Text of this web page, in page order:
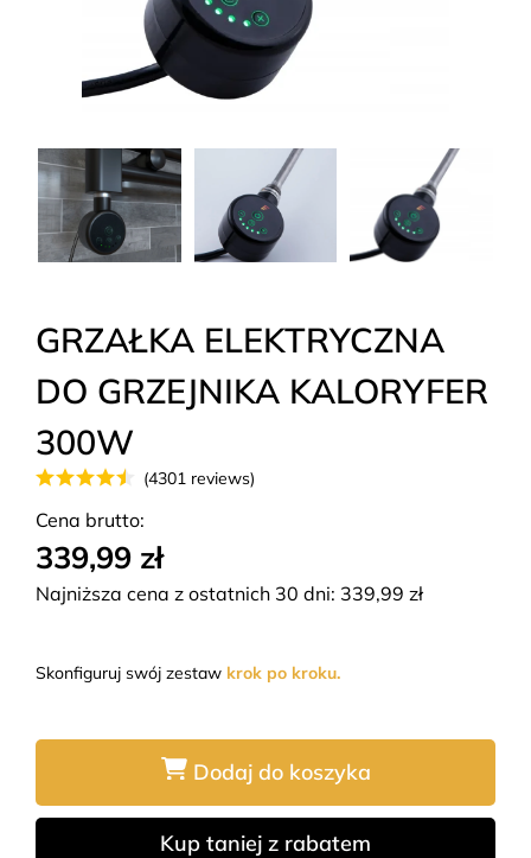
GRZAŁKA ELEKTRYCZNA
DO GRZEJNIKA KALORYFER
300W
(4301 reviews)
Cena brutto:
339,99 zł
Najniższa cena z ostatnich 30 dni: 339,99 zł
Skonfiguruj swój zestaw krok po kroku.
Dodaj do koszyka
Kup taniej z rabatem